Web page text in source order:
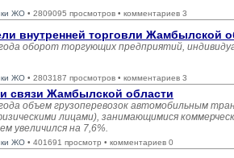
ЖО • 2809095 просмотров • комментариев 3
внутренней торговли Жамбылской
оборот торгующих предприятий,
ЖО • 2803187 просмотров • комментариев 3
и связи Жамбылской области
объем грузоперевозок автомобильным
лицами), занимающимися
увеличился на 7,6%.
ЖО • 401691 просмотр • комментариев 0